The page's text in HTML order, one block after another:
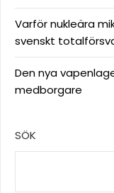
Varför nukleära
svenskt
Den nya
medborgare
SÖK